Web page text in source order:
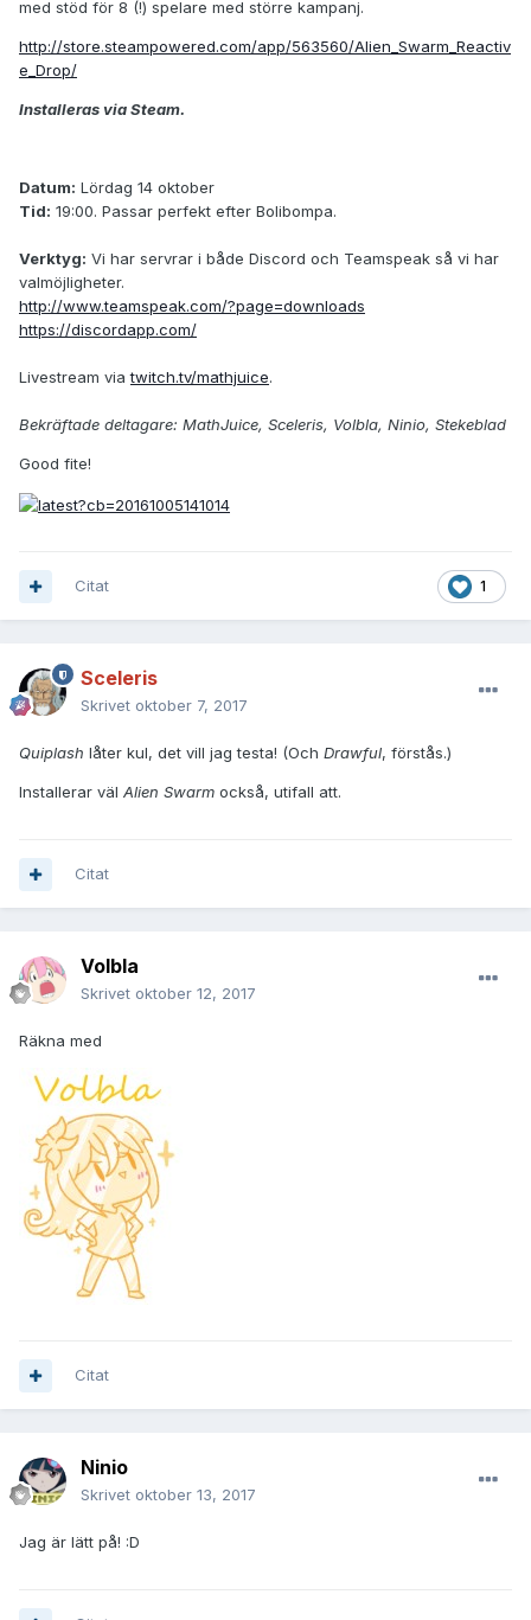
med stöd för 8 (!) spelare med större kampanj.
http://store.steampowered.com/app/563560/Alien_Swarm_Reactiv
e_Drop/
Installeras via Steam.
Datum: Lördag 14 oktober
Tid: 19:00. Passar perfekt efter Bolibompa.
Verktyg: Vi har servrar i både Discord och Teamspeak så vi har
valmöjligheter.
http://www.teamspeak.com/?page=downloads
https://discordapp.com/
Livestream viatwitch.tv/mathjuice.
Bekräftade deltagare: MathJuice, Sceleris, Volbla, Ninio, Stekeblad
Good fite!
1
Citat
Sceleris
Skrivet oktober 7, 2017
Quiplash låter kul, det vill jag testa! (Och Drawful, förstås.)
Installerar väl Alien Swarm också, utifall att.
Citat
Volbla
Skrivet oktober 12, 2017
Räkna med
Citat
Ninio
Skrivet oktober 13, 2017
Jag är lätt på! :D